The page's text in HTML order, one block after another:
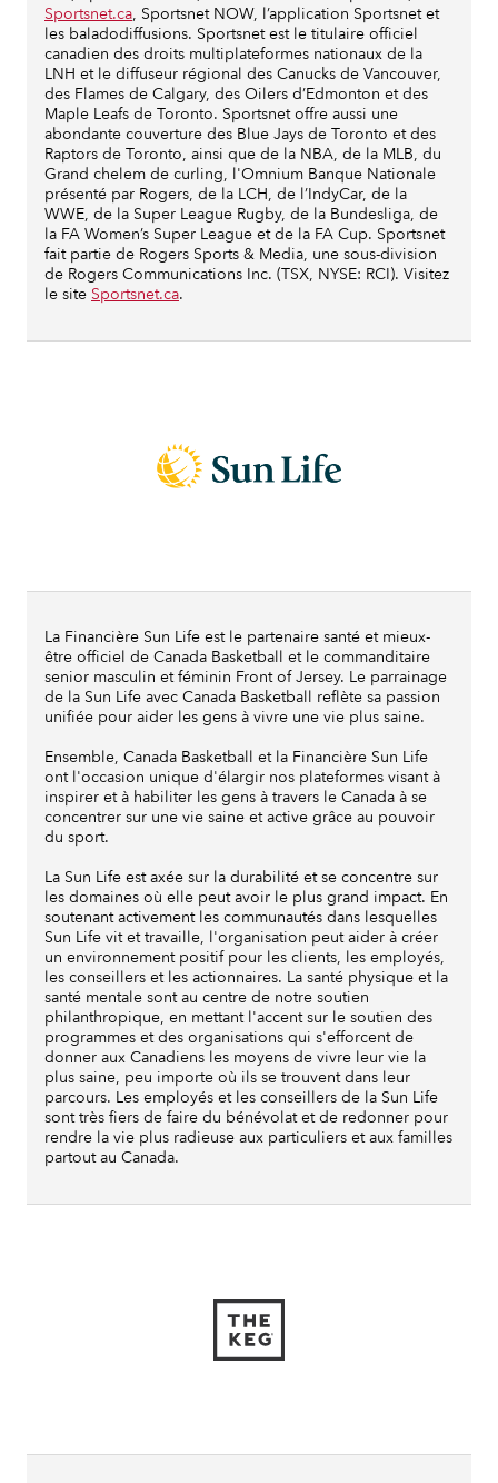
Sportsnet.ca, Sportsnet NOW, l’application Sportsnet et
les baladodiffusions. Sportsnet est le titulaire officiel
canadien des droits multiplateformes nationaux de la
LNH et le diffuseur régional des Canucks de Vancouver,
des Flames de Calgary, des Oilers d’Edmonton et des
Maple Leafs de Toronto. Sportsnet offre aussi une
abondante couverture des Blue Jays de Toronto et des
Raptors de Toronto, ainsi que de la NBA, de la MLB, du
Grand chelem de curling, l'Omnium Banque Nationale
présenté par Rogers, de la LCH, de l’IndyCar, de la
WWE, de la Super League Rugby, de la Bundesliga, de
la FA Women’s Super League et de la FA Cup. Sportsnet
fait partie de Rogers Sports & Media, une sous-division
de Rogers Communications Inc. (TSX, NYSE: RCI). Visitez
le site Sportsnet.ca.
La Financière Sun Life est le partenaire santé et mieux-
être officiel de Canada Basketball et le commanditaire
senior masculin et féminin Front of Jersey. Le parrainage
de la Sun Life avec Canada Basketball reflète sa passion
unifiée pour aider les gens à vivre une vie plus saine.
Ensemble, Canada Basketball et la Financière Sun Life
ont l'occasion unique d'élargir nos plateformes visant à
inspirer et à habiliter les gens à travers le Canada à se
concentrer sur une vie saine et active grâce au pouvoir
du sport.
La Sun Life est axée sur la durabilité et se concentre sur
les domaines où elle peut avoir le plus grand impact. En
soutenant activement les communautés dans lesquelles
Sun Life vit et travaille, l'organisation peut aider à créer
un environnement positif pour les clients, les employés,
les conseillers et les actionnaires. La santé physique et la
santé mentale sont au centre de notre soutien
philanthropique, en mettant l'accent sur le soutien des
programmes et des organisations qui s'efforcent de
donner aux Canadiens les moyens de vivre leur vie la
plus saine, peu importe où ils se trouvent dans leur
parcours. Les employés et les conseillers de la Sun Life
sont très fiers de faire du bénévolat et de redonner pour
rendre la vie plus radieuse aux particuliers et aux familles
partout au Canada.